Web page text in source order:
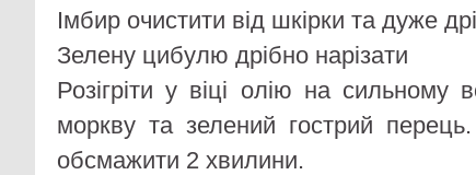
Імбир очистити від шкірки та дуже
Зелену цибулю дрібно нарізати
Розігріти у віці олію на сильному
моркву та зелений гострий
обсмажити 2 хвилини.